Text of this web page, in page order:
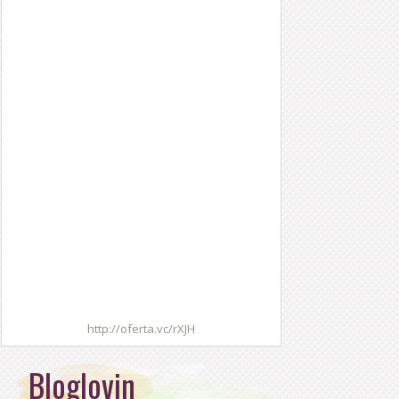
http://oferta.vc/rXJH
Bloglovin